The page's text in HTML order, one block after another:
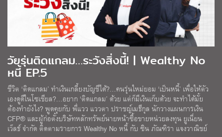
วัยรุ่นติดแกลม…ระวังสิ่งนี้! | Wealthy No
หนี้ EP.5
ชีวิต ‘ติดแกลม’ ทำเงินเกลี้ยงบัญชีได้?…คนรุ่นใหม่ยอม ‘เป็นหนี้’ เพื่อให้ตัว
เองดูดีในโซเชียล?…อยาก ‘ติดแกลม’ ด้วย แต่ก็มีเงินเก็บด้วย จะทำได้มั้ย
ต้องทำยังไง? พูดคุยกับ พี่แวว แววตา ปราชญ์เมธีกุล นักวางแผนการเงิน
CFP® และผู้ก่อตั้งบริษัทหลักทรัพย์นายหน้าซื้อขายหน่วยลงทุน ยูเนี่ยน
เว็ลธ์ จำกัด ติดตามรายการ Wealthy No หนี้ กับ ซิน ภัณฑิรา แจงวาณิชย์